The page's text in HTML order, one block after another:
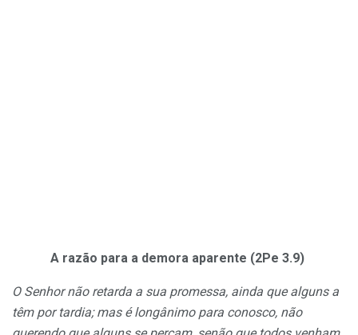
A razão para a demora aparente (2Pe 3.9)
O Senhor não retarda a sua promessa, ainda que alguns a
têm por tardia; mas é longânimo para conosco, não